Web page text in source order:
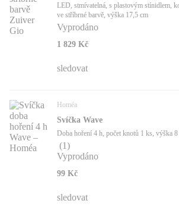
LED, stmívatelná, s plastovým stínidlem,
ve stříbrné barvě, výška 17,5 cm
Vyprodáno
1 829 Kč
sledovat
Homéa
Svíčka Wave
Doba hoření 4 h, počet knotů 1 ks, výška 8
(1)
Vyprodáno
99 Kč
sledovat